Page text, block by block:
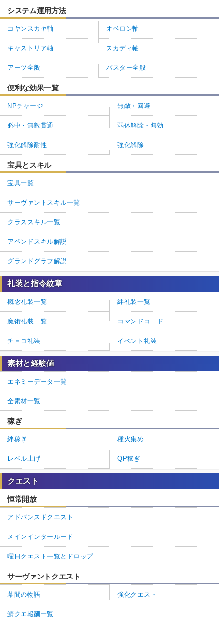
システム運用方法
コヤンスカヤ軸 オベロン軸
キャストリア軸 スカディ軸
アーツ全般 バスター全般
便利な効果一覧
NPチャージ 無敵・回避
必中・無敵貫通 弱体解除・無効
強化解除耐性 強化解除
宝具とスキル
宝具一覧
サーヴァントスキル一覧
クラススキル一覧
アペンドスキル解説
グランドグラフ解説
礼装と指令紋章
概念礼装一覧 絆礼装一覧
魔術礼装一覧 コマンドコード
チョコ礼装 イベント礼装
素材と経験値
エネミーデータ一覧
全素材一覧
稼ぎ
絆稼ぎ 種火集め
レベル上げ QP稼ぎ
クエスト
恒常開放
アドバンスドクエスト
メインインタールード
曜日クエスト一覧とドロップ
サーヴァントクエスト
幕間の物語 強化クエスト
鯖クエ報酬一覧